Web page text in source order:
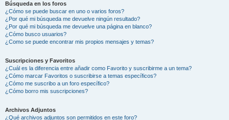
Búsqueda en los foros
¿Cómo se puede buscar en uno o varios foros?
¿Por qué mi búsqueda me devuelve ningún resultado?
¿Por qué mi búsqueda me devuelve una página en blanco?
¿Cómo busco usuarios?
¿Como se puede encontrar mis propios mensajes y temas?
Suscripciones y Favoritos
¿Cuál es la diferencia entre añadir como Favorito y suscribirme a un tema?
¿Cómo marcar Favoritos o suscribirse a temas específicos?
¿Cómo me suscribo a un foro específico?
¿Cómo borro mis suscripciones?
Archivos Adjuntos
¿Qué archivos adjuntos son permitidos en este foro?